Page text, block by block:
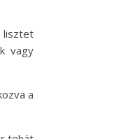
lisztet
vagy
a